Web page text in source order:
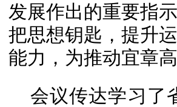
发展作出的重要指
把思想钥匙，提升
能力，为推动宜章
会议传达学习了